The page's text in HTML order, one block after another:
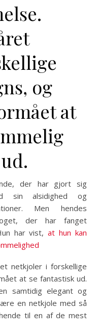
og
at
der har gjort sig
sin alsidighed og
Men hendes
der har fanget
har vist,at hun kan
netkjoler i forskellige
at se fantastisk ud.
samtidig elegant og
en netkjole med så
til en af de mest